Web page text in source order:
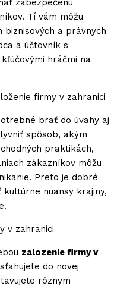
zabezpečenú
Tí vám môžu
a právnych
a účtovník s
hráčmi na
firmy v zahranici
brať do úvahy aj
spôsob, akým
praktikách,
zákazníkov môžu
Preto je dobré
nuansy krajiny,
v zahranici
zalozenie firmy v
do novej
rôznym